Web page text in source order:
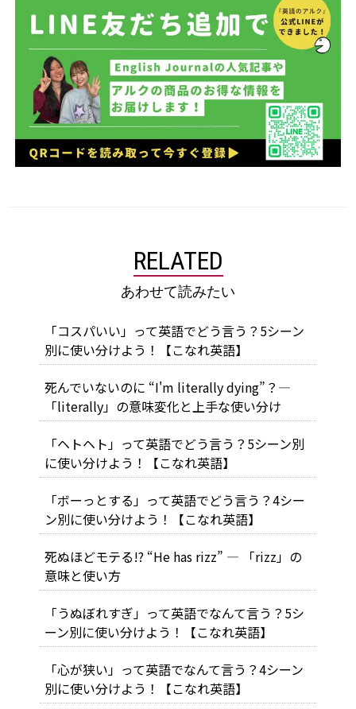
RELATED
あわせて読みたい
「コスパいい」って英語でどう言う？5シーン
別に使い分けよう！【こなれ英語】
死んでいないのに “I'm literally dying”？―
「literally」の意味変化と上手な使い分け
「ヘトヘト」って英語でどう言う？5シーン別
に使い分けよう！【こなれ英語】
「ボーっとする」って英語でどう言う？4シー
ン別に使い分けよう！【こなれ英語】
死ぬほどモテる!? “He has rizz” ― 「rizz」の
意味と使い方
「うぬぼれすぎ」って英語でなんて言う？5シ
ーン別に使い分けよう！【こなれ英語】
「心が狭い」って英語でなんて言う？4シーン
別に使い分けよう！【こなれ英語】